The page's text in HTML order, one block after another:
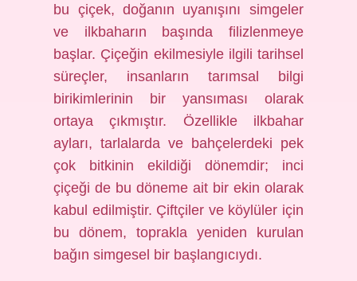
bu çiçek, doğanın uyanışını simgeler
ve ilkbaharın başında filizlenmeye
başlar. Çiçeğin ekilmesiyle ilgili tarihsel
süreçler, insanların tarımsal bilgi
birikimlerinin bir yansıması olarak
ortaya çıkmıştır. Özellikle ilkbahar
ayları, tarlalarda ve bahçelerdeki pek
çok bitkinin ekildiği dönemdir; inci
çiçeği de bu döneme ait bir ekin olarak
kabul edilmiştir. Çiftçiler ve köylüler için
bu dönem, toprakla yeniden kurulan
bağın simgesel bir başlangıcıydı.